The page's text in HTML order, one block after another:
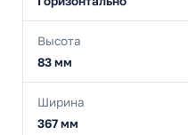
Высота
83 мм
Ширина
367 мм